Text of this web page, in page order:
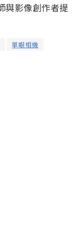
與影像創作者提
單眼相機